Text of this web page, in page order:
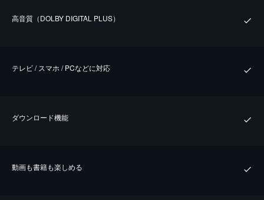
⾼⾳質（DOLBY DIGITAL PLUS）
テレビ / スマホ / PCなどに対応
ダウンロード機能
動画も書籍も楽しめる